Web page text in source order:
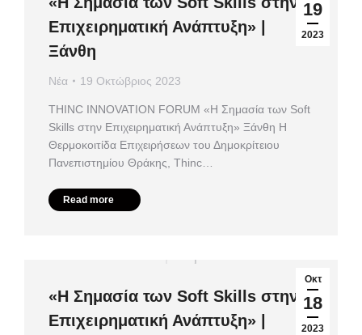
19
2023
Επιχειρηματική Ανάπτυξη» |
Ξάνθη
Νέα 19 Οκτώβριος 2023
ΤHINC INNOVATION FORUM «Η Σημασία των Soft
Skills στην Επιχειρηματική Ανάπτυξη» Ξάνθη Η
Θερμοκοιτίδα Επιχειρήσεων του Δημοκρίτειου
Πανεπιστημίου Θράκης, Thinc…
Read more
Οκτ
18
2023
«Η Σημασία των Soft Skills στην
Επιχειρηματική Ανάπτυξη» |